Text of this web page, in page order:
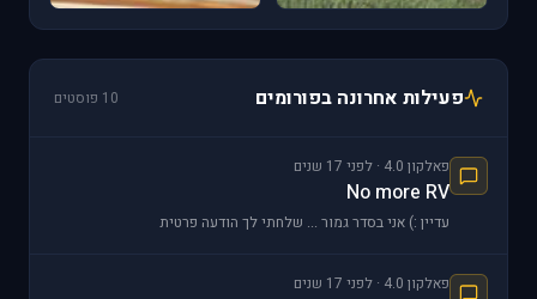
פעילות אחרונה בפורומים 10 פוסטים
פאלקון 4.0 · לפני 17 שנים
No more RV
עדיין :) אני בסדר גמור ... שלחתי לך הודעה פרטית
פאלקון 4.0 · לפני 17 שנים